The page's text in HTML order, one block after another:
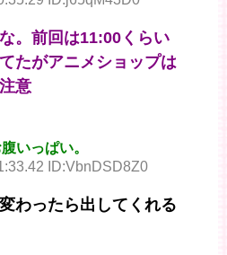
。前回は11:00くらい
たがアニメショップは
意
いっぱい。
ID:VbnDSD8Z0
わったら出してくれる